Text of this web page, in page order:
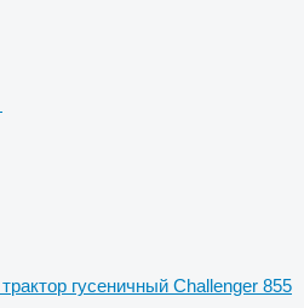
трактор гусеничный Challenger 855